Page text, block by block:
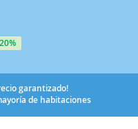
garantizado!
de habitaciones